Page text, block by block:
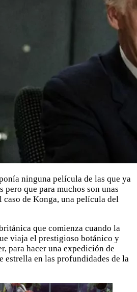
ninguna película de las que ya
pero que para muchos son unas
caso de Konga, una película del
que comienza cuando la
viaja el prestigioso botánico y
para hacer una expedición de
estrella en las profundidades de la